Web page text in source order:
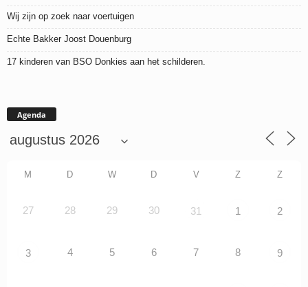
Wij zijn op zoek naar voertuigen
Echte Bakker Joost Douenburg
17 kinderen van BSO Donkies aan het schilderen.
Agenda
M D W D V Z Z
27 28 29 30 31 1 2
3 4 5 6 7 8 9